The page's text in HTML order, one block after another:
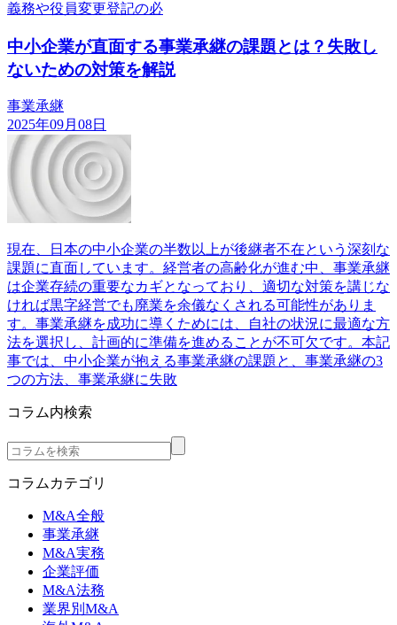
義務や役員変更登記の必
中小企業が直面する事業承継の課題とは？失敗し
ないための対策を解説
事業承継
2025年09月08日
現在、日本の中小企業の半数以上が後継者不在という深刻な
課題に直面しています。経営者の高齢化が進む中、事業承継
は企業存続の重要なカギとなっており、適切な対策を講じな
ければ黒字経営でも廃業を余儀なくされる可能性がありま
す。事業承継を成功に導くためには、自社の状況に最適な方
法を選択し、計画的に準備を進めることが不可欠です。本記
事では、中小企業が抱える事業承継の課題と、事業承継の3
つの方法、事業承継に失敗
コラム内検索
コラムカテゴリ
M&A全般
事業承継
M&A実務
企業評価
M&A法務
業界別M&A